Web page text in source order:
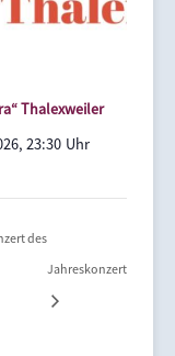
Thalexweiler
23:30
des
Jahreskonzert